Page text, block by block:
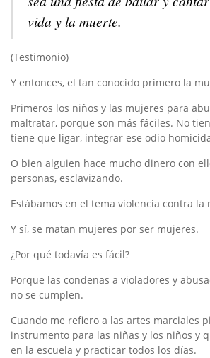
vida y la muerte.
(Testimonio)
Y entonces, el tan conocido primero la
Primeros los niños y las mujeres para
maltratar, porque son más fáciles. No
tiene que ligar, integrar ese odio
O bien alguien hace mucho dinero con
personas, esclavizando.
Estábamos en el tema violencia contra la
Y sí, se matan mujeres por ser mujeres.
¿Por qué todavía es fácil?
Porque las condenas a violadores y
no se cumplen.
Cuando me refiero a las artes marciales
instrumento para las niñas y los niños y
en la escuela y practicar todos los días.